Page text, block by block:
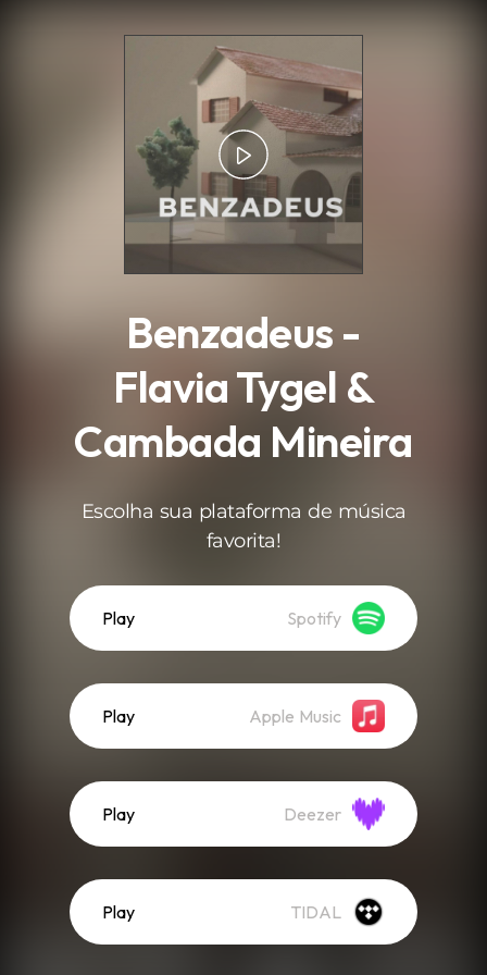
Benzadeus -
Flavia Tygel &
Cambada Mineira
Escolha sua plataforma de música
favorita!
Play Spotify
Play Apple Music
Play Deezer
Play TIDAL